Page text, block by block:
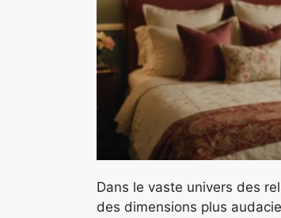
Dans le vaste univers des
des dimensions plus